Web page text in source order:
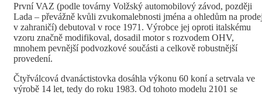
První VAZ (podle továrny Volžský automobilový závod, později
Lada – převážně kvůli zvukomalebnosti jména a ohledům na
v zahraničí) debutoval v roce 1971. Výrobce jej oproti italskému
vzoru značně modifikoval, dosadil motor s rozvodem OHV,
mnohem pevnější podvozkové součásti a celkově robustnější
provedení.
Čtyřválcová dvanáctistovka dosáhla výkonu 60 koní a setrvala ve
výrobě 14 let, tedy do roku 1983. Od tohoto modelu 2101 se